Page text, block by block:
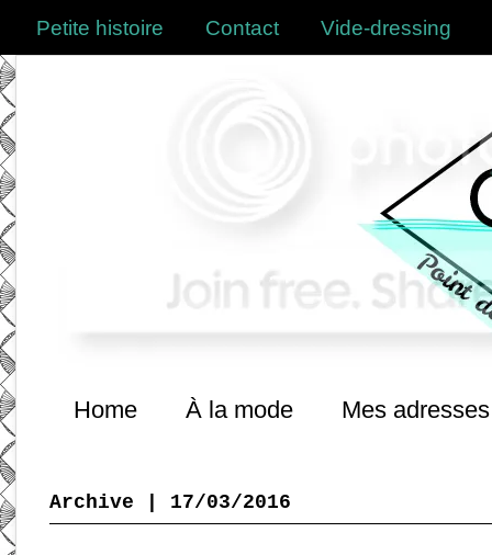
Petite histoire Contact Vide-dressing
Home À la mode Mes adresses
Archive | 17/03/2016